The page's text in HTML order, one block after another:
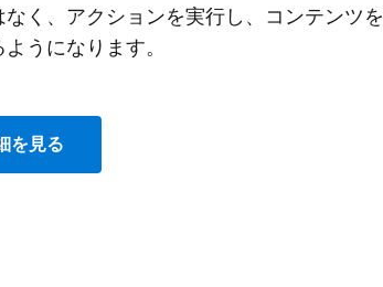
く、アクションを実行し、コンテンツを
うになります。
を見る